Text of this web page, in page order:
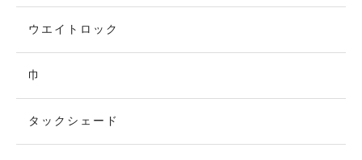
ウエイトロック
巾
タックシェード